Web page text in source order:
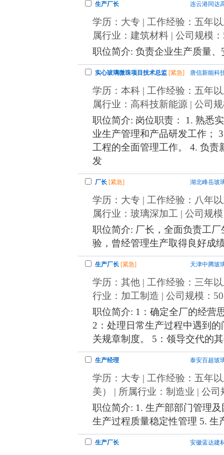
生产厂长 连云港同达
学历：大专 | 工作经验：五年
属行业：建筑材料 | 公司规模
职位简介: 负责企业生产质量、
实心玻璃微珠项目技术总监 [紧急] 唐信新能科
学历：本科 | 工作经验：五年
属行业：高科技新能源 | 公司
职位简介: 岗位职责： 1. 熟悉
业生产管理和产品研发工作；
工程的全面管理工作。 4. 负
发
厂长 [紧急] 湖北峰岳玻
学历：大专 | 工作经验：八年
属行业：玻璃深加工 | 公司规
职位简介: 厂长，全面负责工
验，曾经管理生产取得良好成
生产厂长 [紧急] 天津中腾玻
学历：其他 | 工作经验：三年
行业：加工制造 | 公司规模：
职位简介: 1：确定全厂的经营
2：处理日常生产过程中遇到
关规章制度。 5：领导交代的
生产经理 泰安百超玻
学历：大专 | 工作经验：五年
美） | 所属行业：制造业 | 公司
职位简介: 1. 生产部部门管理
生产过程质量稳定性管理 5. 生
生产厂长 安徽蓝达建